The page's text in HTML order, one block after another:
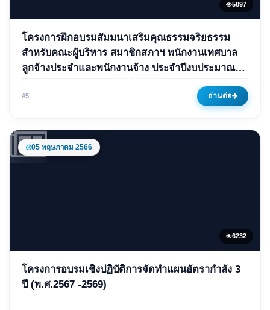
5897
โครงการฝึกอบรมสัมมนาเสริม
คุณธรรมจริยธรรมสำหรับคณะผู้
บริหาร สมาชิกสภาฯ พนักงาน
เทศบาล ลูกจ้างประจำและ
พนักงานจ้าง ประจำ
ปีงบประมาณ พ.ศ.2566
โครงการฝึกอบรมสัมมนาเสริมคุณธรรมจริยธรรม
สำหรับคณะผู้บริหาร สมาชิกสภาฯ พนักงานเทศบาล
ลูกจ้างประจำและพนักงานจ้าง ประจำปีงบประมาณ
พ.ศ.2566
#5 อ่านต่อ
05 พฤษภาคม 2566
6232
โครงการอบรมเชิงปฏิบัติการจัด
โครงการอบรมเชิงปฏิบัติการจัดทำแผนอัตรากำลัง 3
ปี (พ.ศ.2567 -2569)